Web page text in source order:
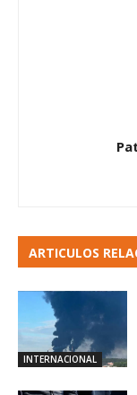
ARTICULOS
INTERNACIONAL